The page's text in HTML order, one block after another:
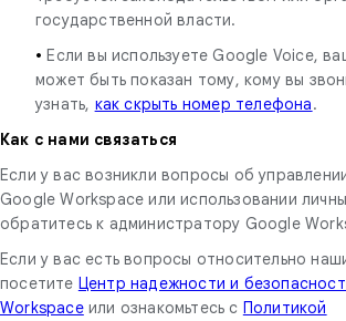
государственной власти.
•Если вы используете Google Voice,
может быть показан тому, кому вы
узнать, как скрыть номер телефона.
Как с нами связаться
Если у вас возникли вопросы об
Google Workspace или использовании
обратитесь к администратору Google
Если у вас есть вопросы относительно
посетите Центр надежности и
Workspaceили ознакомьтесь с Политикой